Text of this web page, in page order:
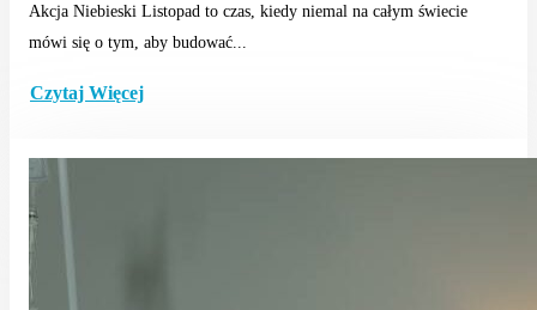
Akcja Niebieski Listopad to czas, kiedy niemal na całym świecie
mówi się o tym, aby budować...
Czytaj Więcej